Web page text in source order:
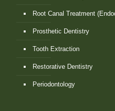
Root Canal Treatment
Prosthetic Dentistry
Tooth Extraction
Restorative Dentistry
Periodontology